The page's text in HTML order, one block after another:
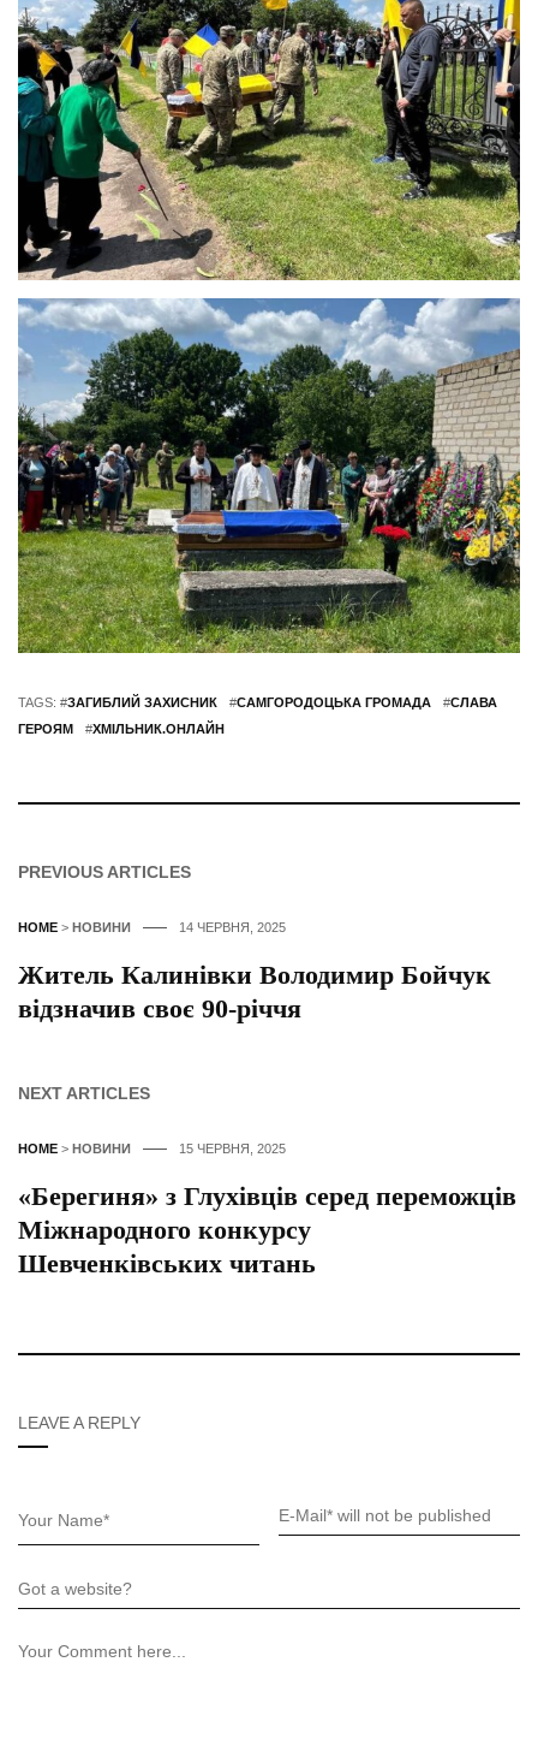
TAGS: #ЗАГИБЛИЙ ЗАХИСНИК #САМГОРОДОЦЬКА ГРОМАДА #СЛАВА
ГЕРОЯМ
#ХМІЛЬНИК.ОНЛАЙН
PREVIOUS ARTICLES
HOME > НОВИНИ 14 ЧЕРВНЯ, 2025
Житель Калинівки Володимир Бойчук
відзначив своє 90-річчя
NEXT ARTICLES
HOME > НОВИНИ 15 ЧЕРВНЯ, 2025
«Берегиня» з Глухівців серед переможців
Міжнародного конкурсу
Шевченківських читань
LEAVE A REPLY